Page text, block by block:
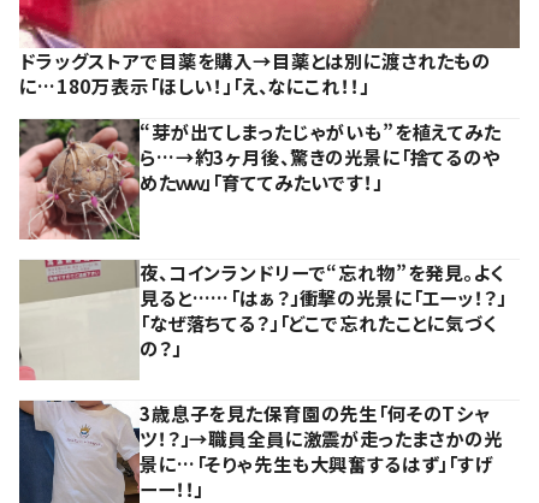
ドラッグストアで目薬を購入→目薬とは別に渡されたもの
に…180万表示「ほしい！」「え、なにこれ！！」
“芽が出てしまったじゃがいも”を植えてみた
ら…→約3ヶ月後、驚きの光景に「捨てるのや
めたｗｗ」「育ててみたいです！」
夜、コインランドリーで“忘れ物”を発見。よく
見ると……「はぁ？」衝撃の光景に「エーッ！？」
「なぜ落ちてる？」「どこで忘れたことに気づく
の？」
3歳息子を見た保育園の先生「何そのTシャ
ツ！？」→職員全員に激震が走ったまさかの光
景に…「そりゃ先生も大興奮するはず」「すげ
ーー！！」